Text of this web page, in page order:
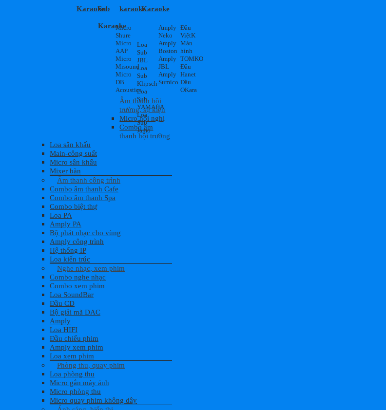
Karaoke
Micro
Shure
Micro
AAP
Micro
Misound
Micro
DB
Acoustics
Sub
Karaoke
Loa
Sub
JBL
Loa
Sub
Klipsch
Loa
Sub
YAMAHA
Loa
Sub
Jamo
karaoke
Amply
Neko
Amply
Boston
Amply
JBL
Amply
Sumico
Karaoke
Đầu
ViệtK
Màn
hình
TOMKO
Đầu
Hanet
Đầu
OKara
Âm thanh hội
trường, sự kiện
Micro hội nghị
Combo âm
thanh hội trường
Loa sân khấu
Main-công suất
Micro sân khấu
Mixer bàn
Âm thanh công trình
Combo âm thanh Cafe
Combo âm thanh Spa
Combo biệt thự
Loa PA
Amply PA
Bộ phát nhạc cho vùng
Amply công trình
Hệ thống IP
Loa kiến trúc
Nghe nhạc, xem phim
Combo nghe nhạc
Combo xem phim
Loa SoundBar
Đầu CD
Bộ giải mã DAC
Amply
Loa HIFI
Đầu chiếu phim
Amply xem phim
Loa xem phim
Phòng thu, quay phim
Loa phòng thu
Micro gắn máy ảnh
Micro phòng thu
Micro quay phim không dây